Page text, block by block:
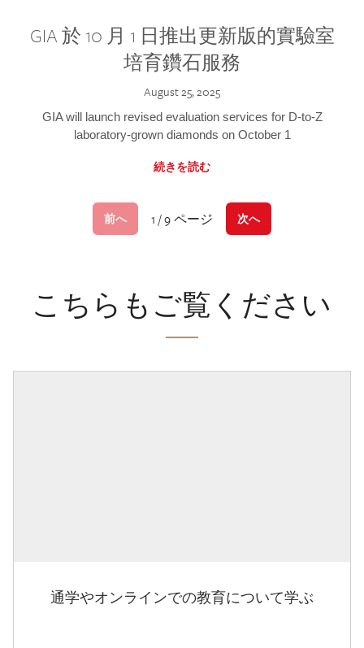
GIA 於 10 月 1 日推出更新版的實驗室
培育鑽石服務
August 25, 2025
GIA will launch revised evaluation services for D-to-Z
laboratory-grown diamonds on October 1
続きを読む
前へ 1 / 9 ページ 次へ
こちらもご覧ください
通学やオンラインでの教育について学ぶ